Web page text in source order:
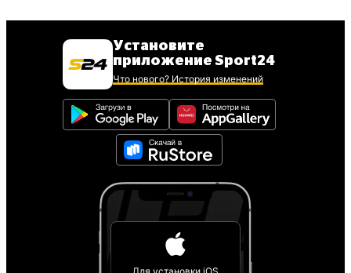
Установите
приложение Sport24
Что нового? История изменений